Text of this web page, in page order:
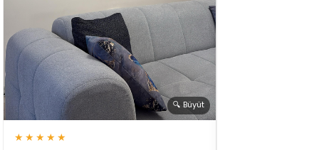
🔍 Büyüt
★★★★★